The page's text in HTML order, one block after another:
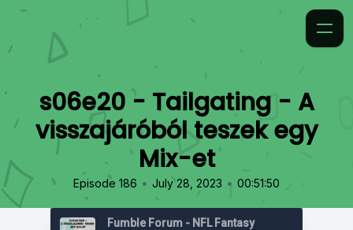
s06e20 - Tailgating - A
visszajáróból teszek egy
Mix-et
Episode 186 • July 28, 2023 • 00:51:50
Fumble Forum - NFL Fantasy